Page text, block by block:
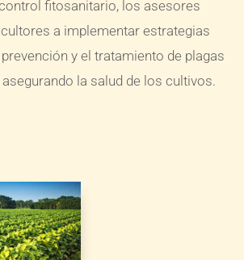
fitosanitario, los asesores
a implementar estrategias
y el tratamiento de plagas
la salud de los cultivos.